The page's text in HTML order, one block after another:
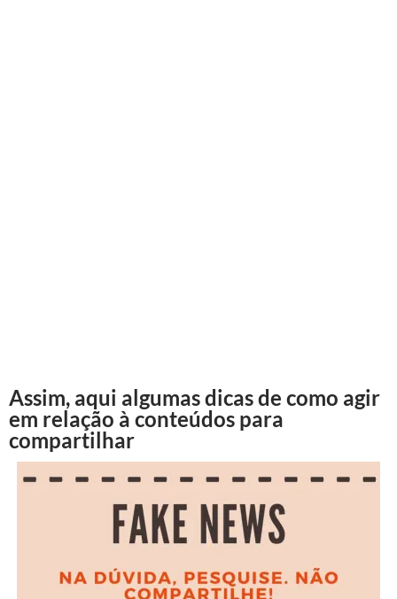
Assim, aqui algumas dicas de como agir
em relação à conteúdos para
compartilhar